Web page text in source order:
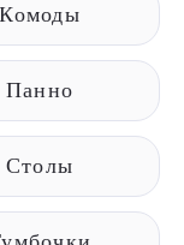
Комоды
Панно
Столы